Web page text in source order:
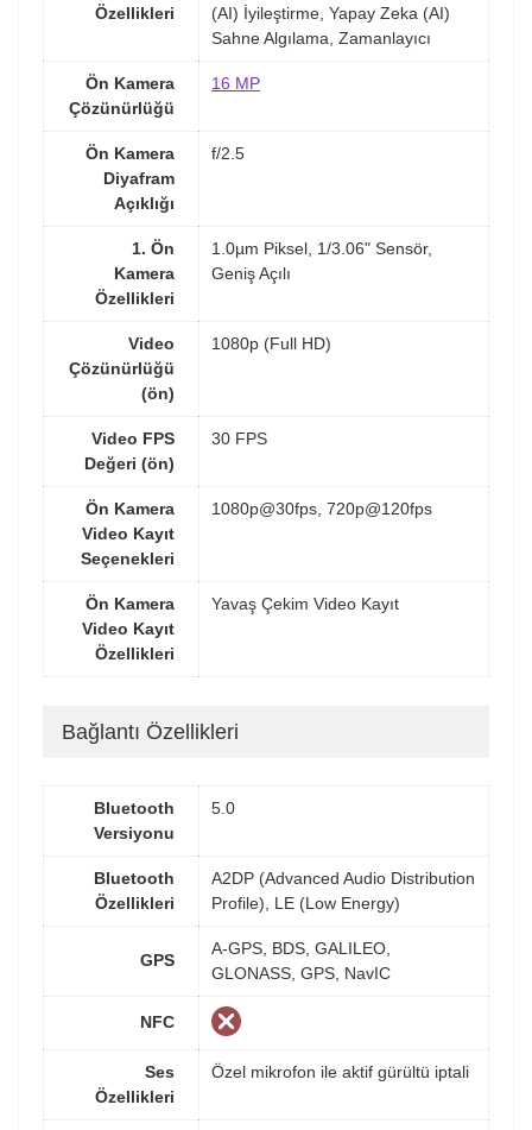
Özellikleri
(AI) İyileştirme, Yapay Zeka (AI)
Sahne Algılama, Zamanlayıcı
Ön Kamera
Çözünürlüğü
16 MP
Ön Kamera
Diyafram
Açıklığı
f/2.5
1. Ön
Kamera
Özellikleri
1.0µm Piksel, 1/3.06" Sensör,
Geniş Açılı
Video
Çözünürlüğü
(ön)
1080p (Full HD)
Video FPS
Değeri (ön)
30 FPS
Ön Kamera
Video Kayıt
Seçenekleri
1080p@30fps, 720p@120fps
Ön Kamera
Video Kayıt
Özellikleri
Yavaş Çekim Video Kayıt
Bağlantı Özellikleri
Bluetooth
Versiyonu
5.0
Bluetooth
Özellikleri
A2DP (Advanced Audio Distribution
Profile), LE (Low Energy)
GPS
A-GPS, BDS, GALILEO,
GLONASS, GPS, NavIC
NFC
Ses
Özellikleri
Özel mikrofon ile aktif gürültü iptali